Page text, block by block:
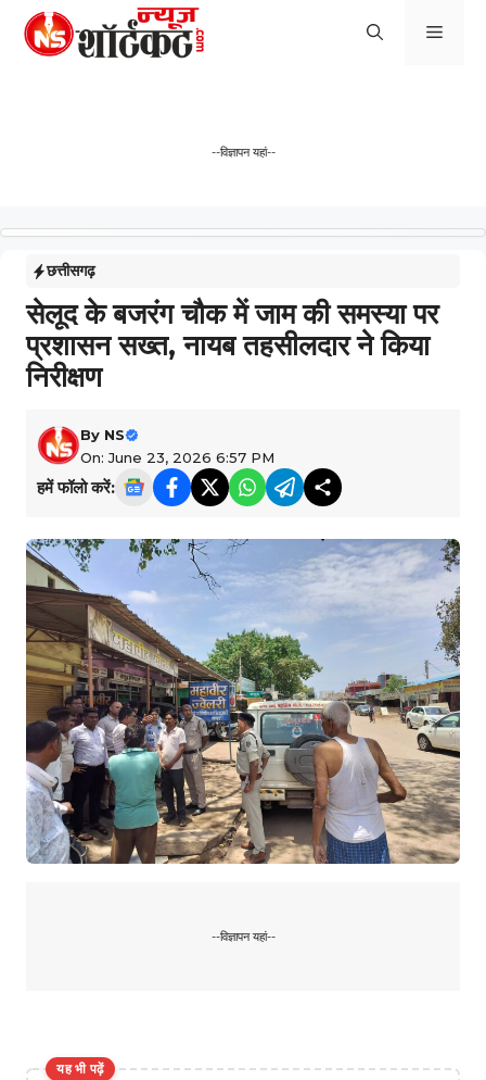
Skip
--विज्ञापन यहां--
छत्तीसगढ़
सेलूद के बजरंग चौक में जाम की समस्या पर
प्रशासन सख्त, नायब तहसीलदार ने किया
निरीक्षण
By NS
On: June 23, 2026 6:57 PM
हमें फॉलो करें:
--विज्ञापन यहां--
यह भी पढ़ें